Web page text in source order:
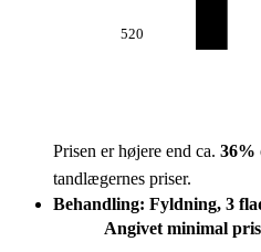
520
Prisen er højere end ca. 36%
tandlægernes priser.
Behandling: Fyldning, 3
Angivet minimal